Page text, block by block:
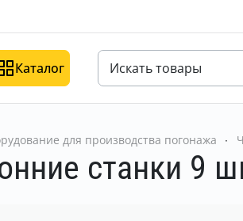
Каталог
для производства погонажа
станки 9